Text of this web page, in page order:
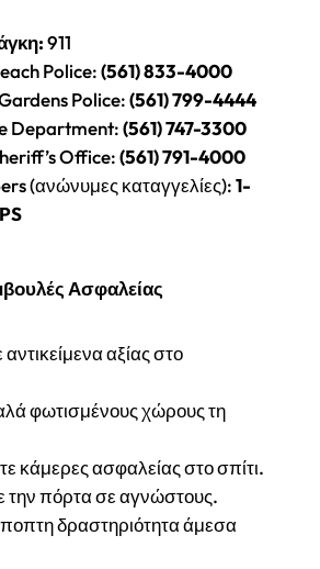
911
Police:(561) 833-4000
Police:(561) 799-4444
Department:(561) 747-3300
Office:(561) 791-4000
(ανώνυμες καταγγελίες):1-
Ασφαλείας
αξίας στο
φωτισμένους χώρους τη
κάμερες ασφαλείας στο σπίτι.
την πόρτα σε αγνώστους.
δραστηριότητα άμεσα